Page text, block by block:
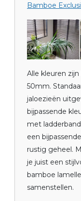
Bamboe
Alle kleuren
50mm.
jaloezieën
bijpassende
met
een
rustig geheel.
je juist een
bamboe
samenstellen.